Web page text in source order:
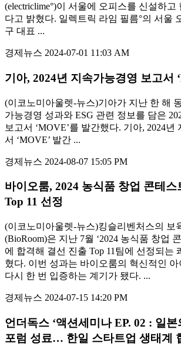
(electriclime°)이 서울에 오피스를 신설하
다고 밝혔다. 일렉트릭 라임 필름°의 서울
구 대표 ...
경제뉴스 2024-07-01 11:03 AM
기아, 2024년 지속가능경영 보고서
(이코노미아울렛-뉴스)기아가 지난 한 해
가능경영 성과와 ESG 관련 정보를 담은
보고서 ‘MOVE’를 발간했다. 기아, 2024년
서 ‘MOVE’ 발간 ...
경제뉴스 2024-08-07 15:05 PM
바이오룸, 2024 농식품 창업 콘테
Top 11 선정
(이코노미아울렛-뉴스)킹슬리벤처스의 보
(BioRoom)은 지난 7월 ‘2024 농식품 창업
에 합격해 결선 진출 Top 11팀에 선정되는
혔다. 이번 성과는 바이오룸의 혁신적인
다시 한 번 입증하는 계기가 됐다. ...
경제뉴스 2024-07-15 14:20 PM
언더독스 ‘액션세미나 EP. 02 : 일본
포럼 성료… 한일 스타트업 생태계